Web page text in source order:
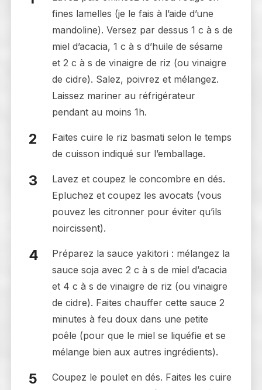
fines lamelles (je le fais à l’aide d’une
mandoline). Versez par dessus 1 c à s de
miel d’acacia, 1 c à s d’huile de sésame
et 2 c à s de vinaigre de riz (ou vinaigre
de cidre). Salez, poivrez et mélangez.
Laissez mariner au réfrigérateur
pendant au moins 1h.
Faites cuire le riz basmati selon le temps
de cuisson indiqué sur l’emballage.
Lavez et coupez le concombre en dés.
Epluchez et coupez les avocats (vous
pouvez les citronner pour éviter qu’ils
noircissent).
Préparez la sauce yakitori : mélangez la
sauce soja avec 2 c à s de miel d’acacia
et 4 c à s de vinaigre de riz (ou vinaigre
de cidre). Faites chauffer cette sauce 2
minutes à feu doux dans une petite
poêle (pour que le miel se liquéfie et se
mélange bien aux autres ingrédients).
Coupez le poulet en dés. Faites les cuire